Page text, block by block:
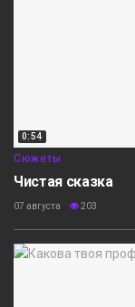
0:54
Сюжеты
Чистая сказка
07 августа 203